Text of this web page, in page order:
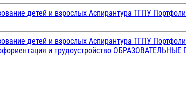
детей и взрослых Аспирантура ТГПУ
детей и взрослых Аспирантура ТГПУ
и трудоустройство